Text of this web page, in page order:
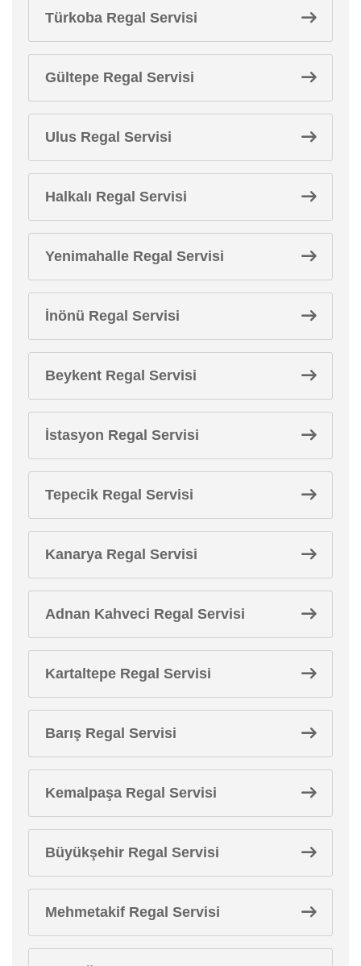
Türkoba Regal Servisi
Gültepe Regal Servisi
Ulus Regal Servisi
Halkalı Regal Servisi
Yenimahalle Regal Servisi
İnönü Regal Servisi
Beykent Regal Servisi
İstasyon Regal Servisi
Tepecik Regal Servisi
Kanarya Regal Servisi
Adnan Kahveci Regal Servisi
Kartaltepe Regal Servisi
Barış Regal Servisi
Kemalpaşa Regal Servisi
Büyükşehir Regal Servisi
Mehmetakif Regal Servisi